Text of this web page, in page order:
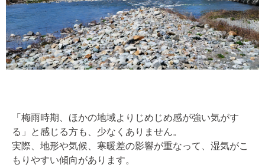
「梅雨時期、ほかの地域よりじめじめ感が強い気がす
る」と感じる方も、少なくありません。
実際、地形や気候、寒暖差の影響が重なって、湿気がこ
もりやすい傾向があります。